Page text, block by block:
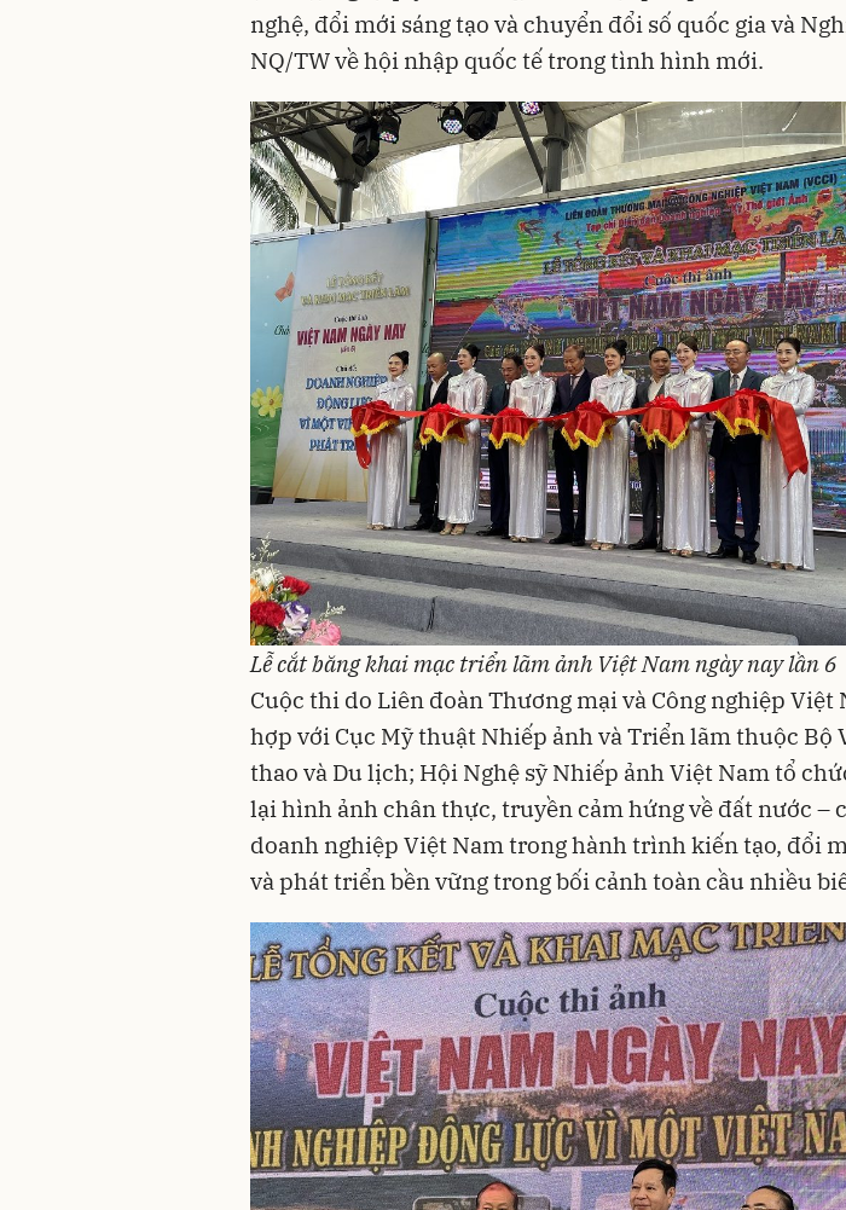
nghệ, đổi mới sáng tạo và chuyển đổi số quốc gia và
NQ/TW về hội nhập quốc tế trong tình hình mới.
Lễ cắt băng khai mạc triển lãm ảnh Việt Nam ngày nay lần 6
Cuộc thi do Liên đoàn Thương mại và Công nghiệp Việt
hợp với Cục Mỹ thuật Nhiếp ảnh và Triển lãm thuộc Bộ
thao và Du lịch; Hội Nghệ sỹ Nhiếp ảnh Việt Nam tổ
lại hình ảnh chân thực, truyền cảm hứng về đất nước –
doanh nghiệp Việt Nam trong hành trình kiến tạo, đổi
và phát triển bền vững trong bối cảnh toàn cầu nhiều